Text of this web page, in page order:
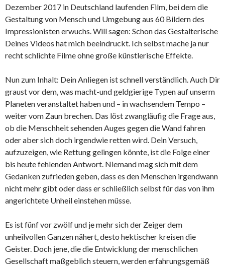
Dezember 2017 in Deutschland laufenden Film, bei dem die
Gestaltung von Mensch und Umgebung aus 60 Bildern des
Impressionisten erwuchs. Will sagen: Schon das Gestalterische
Deines Videos hat mich beeindruckt. Ich selbst mache ja nur
recht schlichte Filme ohne große künstlerische Effekte.
Nun zum Inhalt: Dein Anliegen ist schnell verständlich. Auch Dir
graust vor dem, was macht-und geldgierige Typen auf unserm
Planeten veranstaltet haben und – in wachsendem Tempo –
weiter vom Zaun brechen. Das löst zwangläufig die Frage aus,
ob die Menschheit sehenden Auges gegen die Wand fahren
oder aber sich doch irgendwie retten wird. Dein Versuch,
aufzuzeigen, wie Rettung gelingen könnte, ist die Folge einer
bis heute fehlenden Antwort. Niemand mag sich mit dem
Gedanken zufrieden geben, dass es den Menschen irgendwann
nicht mehr gibt oder dass er schließlich selbst für das von ihm
angerichtete Unheil einstehen müsse.
Es ist fünf vor zwölf und je mehr sich der Zeiger dem
unheilvollen Ganzen nähert, desto hektischer kreisen die
Geister. Doch jene, die die Entwicklung der menschlichen
Gesellschaft maßgeblich steuern, werden erfahrungsgemäß